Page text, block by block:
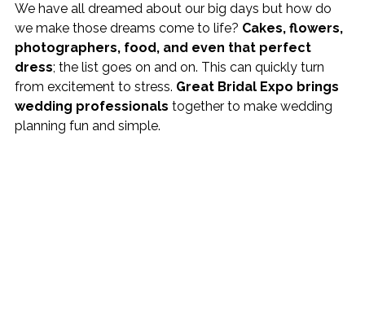
We have all dreamed about our big days but how do
we make those dreams come to life? Cakes, flowers,
photographers, food, and even that perfect
dress; the list goes on and on. This can quickly turn
from excitement to stress. Great Bridal Expo brings
wedding professionals together to make wedding
planning fun and simple.